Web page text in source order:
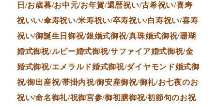
日/お歳暮/お中元/お年賀/還暦祝い/古希祝い/喜寿
祝いい/傘寿祝い/米寿祝い/卒寿祝い/白寿祝い/喜寿
祝い/御誕生日御祝/銀婚式御祝/真珠婚式御祝/珊瑚
婚式御祝/ルビー婚式御祝/サファイア婚式御祝/金
婚式御祝/エメラルド婚式御祝/ダイヤモンド婚式御
祝/御出産祝/帯掛内祝/御安産御祝/御礼/お七夜のお
祝い/命名御礼/祝御宮参/御初膳御祝/初節句のお祝